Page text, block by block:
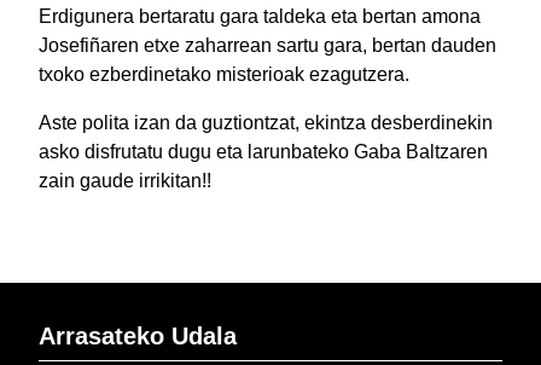
Erdigunera bertaratu gara taldeka eta bertan amona
Josefiñaren etxe zaharrean sartu gara, bertan dauden
txoko ezberdinetako misterioak ezagutzera.
Aste polita izan da guztiontzat, ekintza desberdinekin
asko disfrutatu dugu eta larunbateko Gaba Baltzaren
zain gaude irrikitan!!
Arrasateko Udala